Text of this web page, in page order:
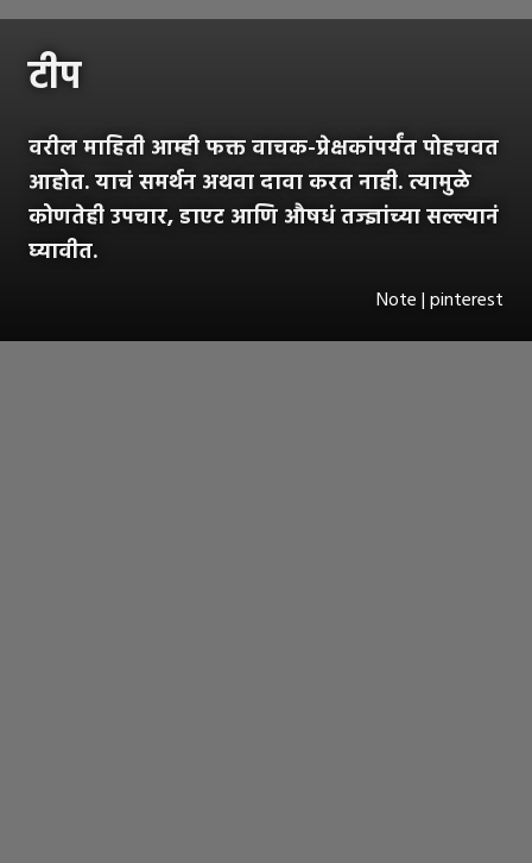
टीप
वरील माहिती आम्ही फक्त वाचक-प्रेक्षकांपर्यंत पोहचवत
आहोत. याचं समर्थन अथवा दावा करत नाही. त्यामुळे
कोणतेही उपचार, डाएट आणि औषधं तज्ज्ञांच्या सल्ल्यानं
घ्यावीत.
Note | pinterest